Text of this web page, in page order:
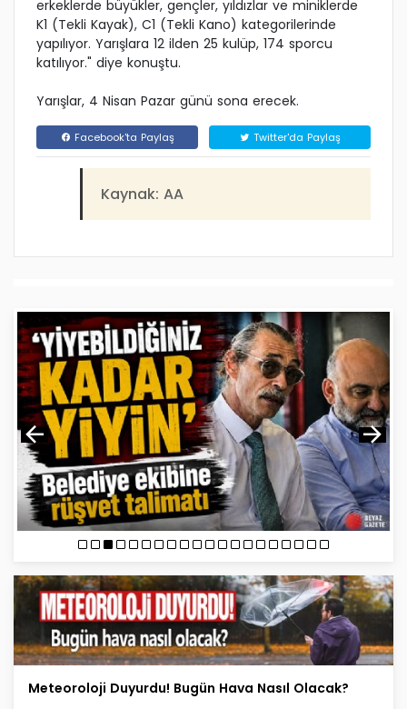
erkeklerde büyükler, gençler, yıldızlar ve miniklerde
K1 (Tekli Kayak), C1 (Tekli Kano) kategorilerinde
yapılıyor. Yarışlara 12 ilden 25 kulüp, 174 sporcu
katılıyor." diye konuştu.
Yarışlar, 4 Nisan Pazar günü sona erecek.
Facebook'ta Paylaş Twitter'da Paylaş
Kaynak: AA
Meteoroloji Duyurdu! Bugün Hava Nasıl Olacak?